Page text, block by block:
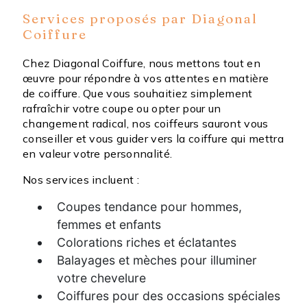
Services proposés par Diagonal
Coiffure
Chez Diagonal Coiffure, nous mettons tout en
œuvre pour répondre à vos attentes en matière
de coiffure. Que vous souhaitiez simplement
rafraîchir votre coupe ou opter pour un
changement radical, nos coiffeurs sauront vous
conseiller et vous guider vers la coiffure qui mettra
en valeur votre personnalité.
Nos services incluent :
Coupes tendance pour hommes,
femmes et enfants
Colorations riches et éclatantes
Balayages et mèches pour illuminer
votre chevelure
Coiffures pour des occasions spéciales